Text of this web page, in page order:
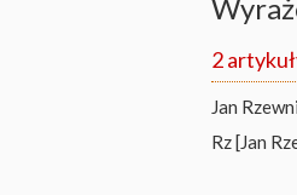
2
Jan
Rz [Jan